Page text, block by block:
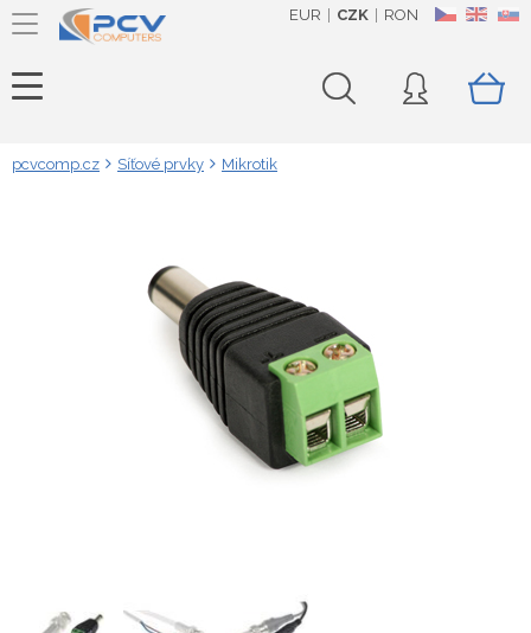
CZ EN SK
EUR CZK RON
pcvcomp.cz Síťové prvky Mikrotik